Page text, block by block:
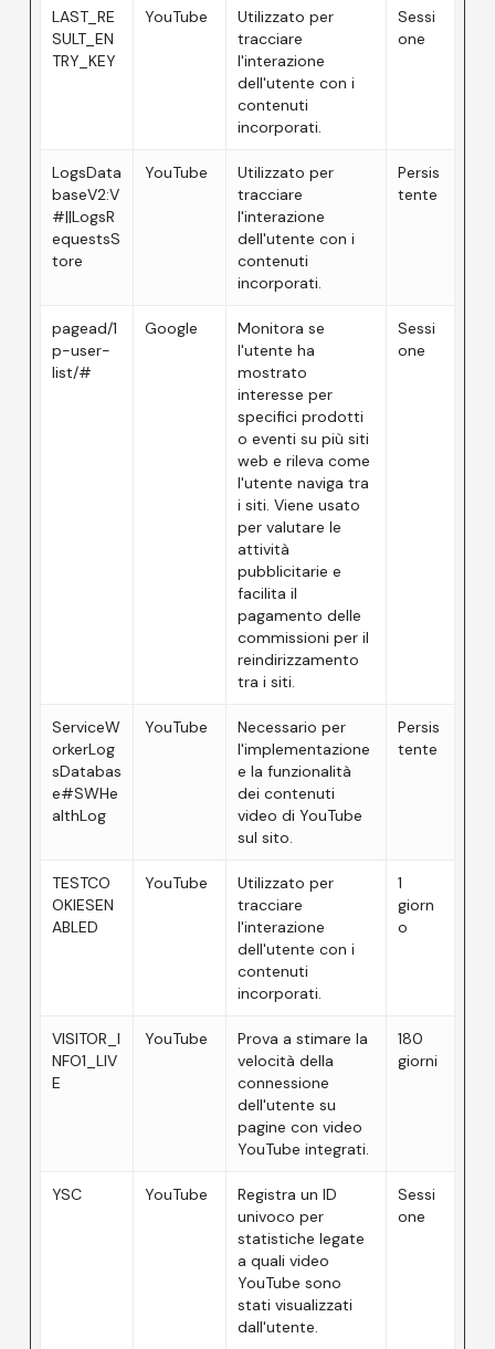
LAST_RE
SULT_EN
TRY_KEY
YouTube
Utilizzato per
tracciare
l'interazione
dell'utente con i
contenuti
incorporati.
Sessi
one
LogsData
baseV2:V
#||LogsR
equestsS
tore
YouTube
Utilizzato per
tracciare
l'interazione
dell'utente con i
contenuti
incorporati.
Persis
tente
pagead/1
p-user-
list/#
Google
Monitora se
l'utente ha
mostrato
interesse per
specifici prodotti
o eventi su più siti
web e rileva come
l'utente naviga tra
i siti. Viene usato
per valutare le
attività
pubblicitarie e
facilita il
pagamento delle
commissioni per il
reindirizzamento
tra i siti.
Sessi
one
ServiceW
orkerLog
sDatabas
e#SWHe
althLog
YouTube
Necessario per
l'implementazione
e la funzionalità
dei contenuti
video di YouTube
sul sito.
Persis
tente
TESTCO
OKIESEN
ABLED
YouTube
Utilizzato per
tracciare
l'interazione
dell'utente con i
contenuti
incorporati.
1
giorn
o
VISITOR_I
NFO1_LIV
E
YouTube
Prova a stimare la
velocità della
connessione
dell'utente su
pagine con video
YouTube integrati.
180
giorni
YSC YouTube
Registra un ID
univoco per
statistiche legate
a quali video
YouTube sono
stati visualizzati
dall'utente.
Sessi
one